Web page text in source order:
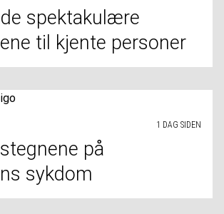
spektakulære
til kjente personer
1 DAG SIDEN
på
sykdom